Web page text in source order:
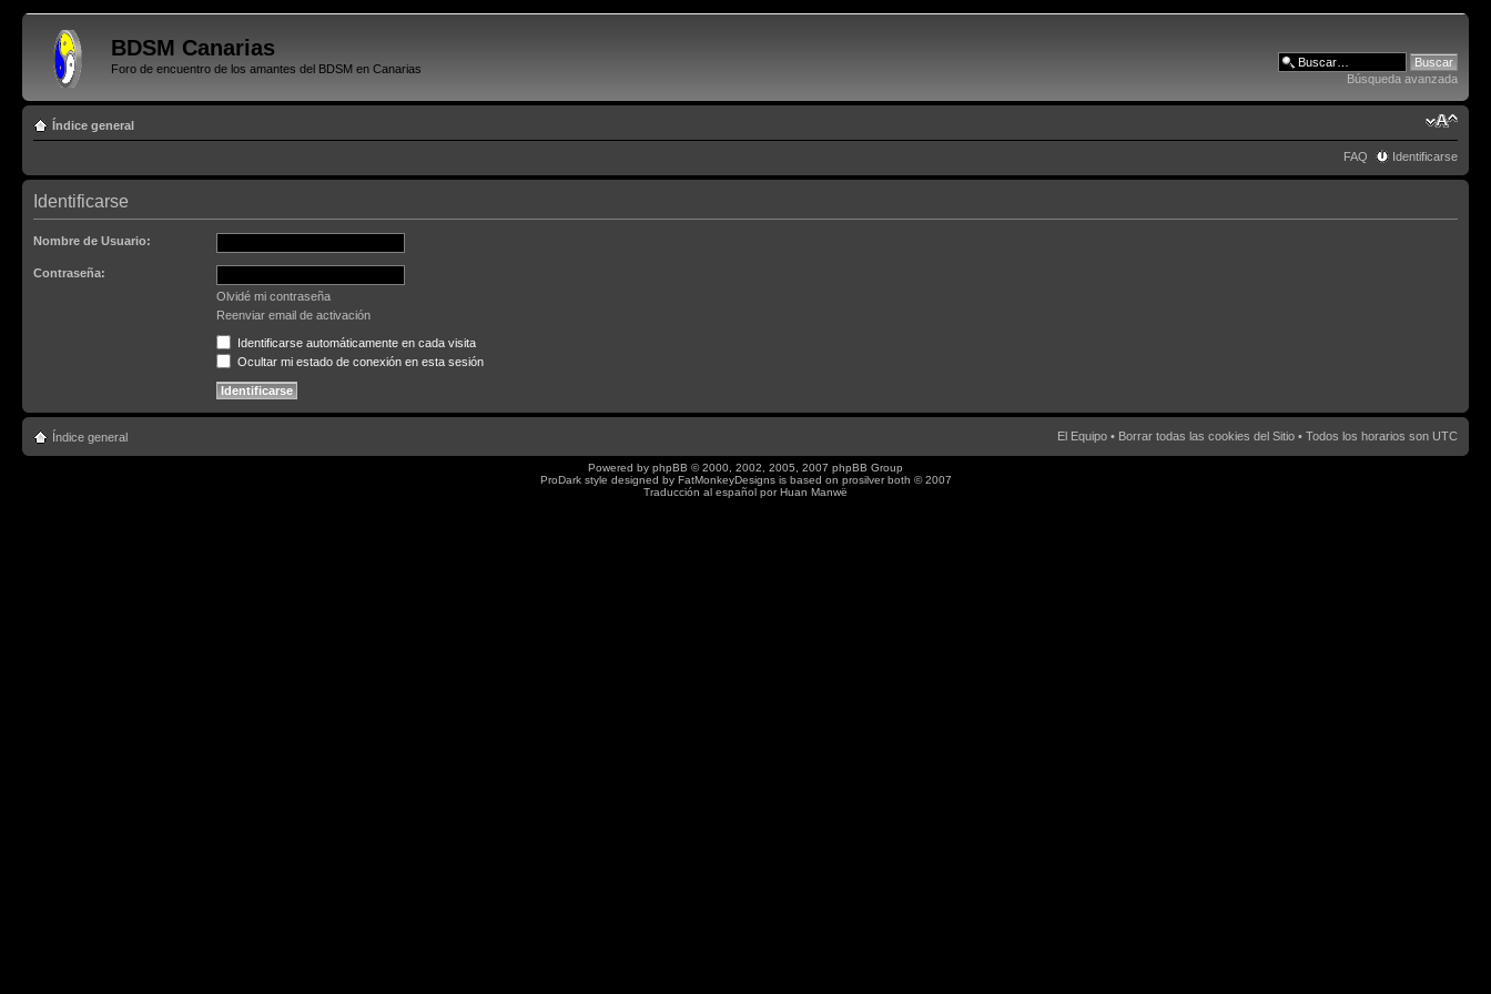
BDSM Canarias
Foro de encuentro de los amantes del BDSM en Canarias
Búsqueda avanzada
Índice general
FAQ Identificarse
Identificarse
Nombre de Usuario:
Contraseña:
Olvidé mi contraseña
Reenviar email de activación
Identificarse automáticamente en cada visita
Ocultar mi estado de conexión en esta sesión
Índice general El Equipo • Borrar todas las cookies del Sitio • Todos los horarios son UTC
Powered by phpBB © 2000, 2002, 2005, 2007 phpBB Group
ProDark style designed by FatMonkeyDesignsis based on prosilverboth © 2007
Traducción al español porHuan Manwë